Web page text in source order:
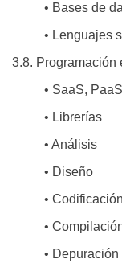
• Bases de
• Lenguajes
3.8. Programación
• SaaS,
• Librerías
• Análisis
• Diseño
• Codificación
•
• Depuración